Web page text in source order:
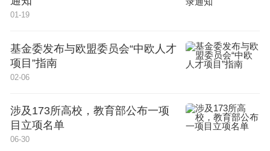
01-19
基金委发布与欧盟委员会“中欧人才
项目”指南
02-06
涉及173所高校，教育部公布一项
目立项名单
06-30